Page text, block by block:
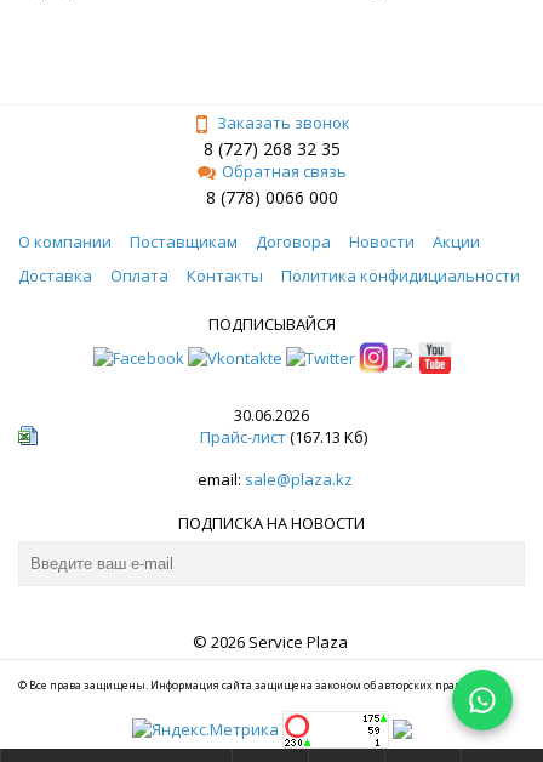
Заказать звонок
8 (727) 268 32 35
Обратная связь
8 (778) 0066 000
О компании Поставщикам Договора Новости
Акции
Доставка
Оплата Контакты Политика конфидициальности
ПОДПИСЫВАЙСЯ
30.06.2026
Прайс-лист(167.13 Кб)
email: sale@plaza.kz
ПОДПИСКА НА НОВОСТИ
© 2026 Service Plaza
© Все права защищены. Информация сайта защищена законом об авторских правах.